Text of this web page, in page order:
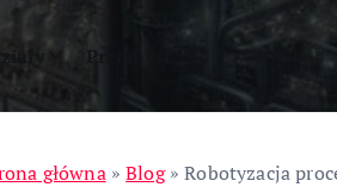
Przemysł
główna»Blog»Robotyzacja